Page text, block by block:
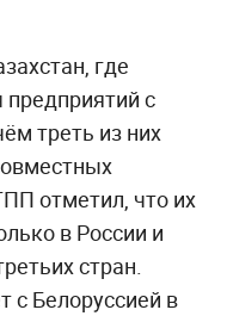
где
с
треть из них
отметил, что их
в России и
стран.
с Белоруссией в